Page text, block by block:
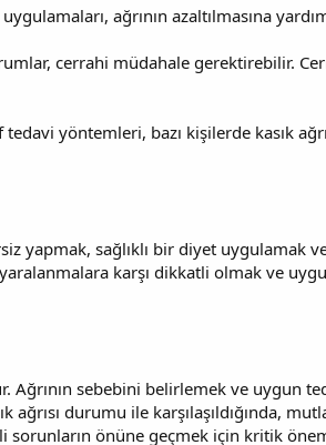
ağrının azaltılmasına
cerrahi müdahale gerektirebilir.
yöntemleri, bazı kişilerde kasık
yapmak, sağlıklı bir diyet uygulamak
yaralanmalara karşı dikkatli olmak ve
Ağrının sebebini belirlemek ve uygun
durumu ile karşılaşıldığında,
sorunların önüne geçmek için kritik